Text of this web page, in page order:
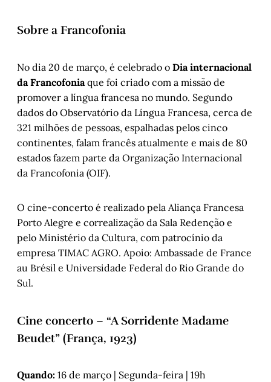
Sobre a Francofonia
No dia 20 de março, é celebrado o Dia internacional
da Francofonia que foi criado com a missão de
promover a língua francesa no mundo. Segundo
dados do Observatório da Língua Francesa, cerca de
321 milhões de pessoas, espalhadas pelos cinco
continentes, falam francês atualmente e mais de 80
estados fazem parte da Organização Internacional
da Francofonia (OIF).
O cine-concerto é realizado pela Aliança Francesa
Porto Alegre e correalização da Sala Redenção e
pelo Ministério da Cultura, com patrocínio da
empresa TIMAC AGRO. Apoio: Ambassade de France
au Brésil e Universidade Federal do Rio Grande do
Sul.
Cine concerto – “A Sorridente Madame
Beudet” (França, 1923)
Quando: 16 de março | Segunda-feira | 19h